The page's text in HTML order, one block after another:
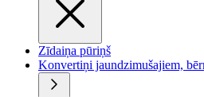
Zīdaiņa pūriņš
Konvertiņi jaundzimušajiem,